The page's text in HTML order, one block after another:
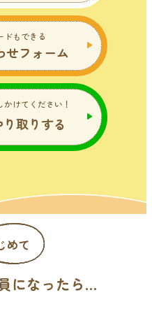
ドもできる
せフォーム
けてください！
取りする
めて
になったら…